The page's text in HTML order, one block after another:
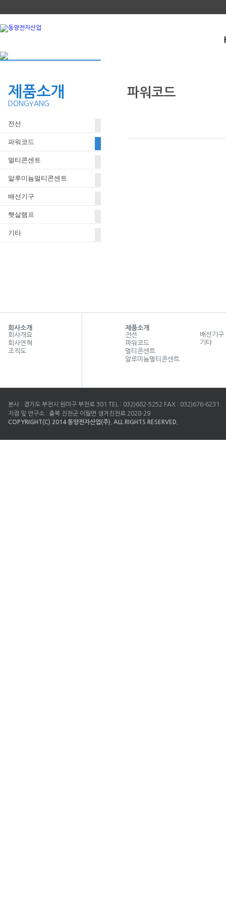
제품소개
DONGYANG
전선
파워코드
멀티콘센트
알루미늄멀티콘센트
배선기구
햇살램프
기타
파워코드
회사소개
회사개요
회사연혁
조직도
제품소개
전선
파워코드
멀티콘센트
알루미늄멀티콘센트
배선기구
기타
본사 : 경기도 부천시 원미구 부천로 301 TEL : 032)682-5252 FAX : 032)676-6231
지점 및 연구소 : 충북 진천군 이월면 생거진천로 2028-29
COPYRIGHT(C) 2014 동양전자산업(주). ALL RIGHTS RESERVED.